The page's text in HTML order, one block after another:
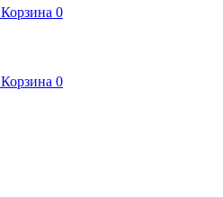
Корзина 0
Корзина 0